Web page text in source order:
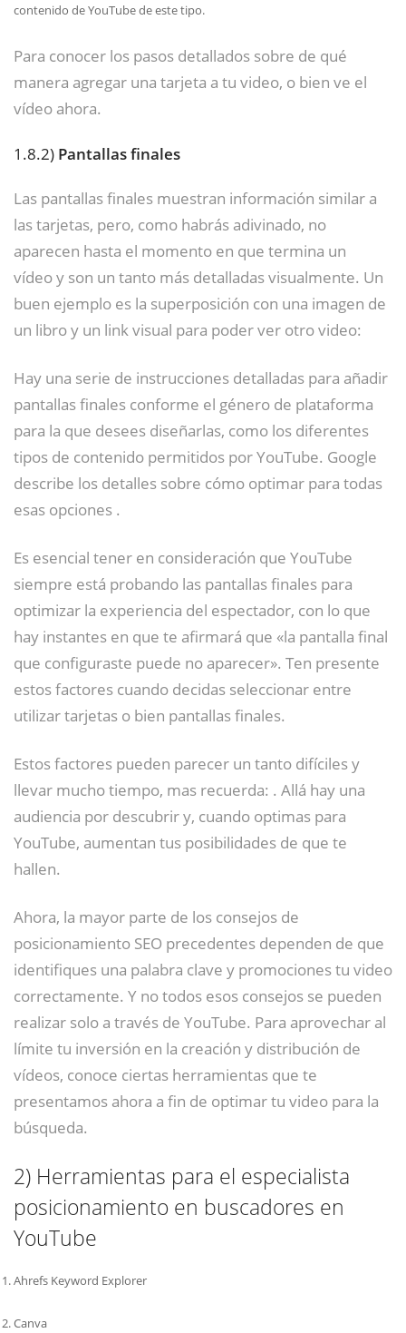
contenido de YouTube de este tipo.
Para conocer los pasos detallados sobre de qué
manera agregar una tarjeta a tu video, o bien ve el
vídeo ahora.
1.8.2) Pantallas finales
Las pantallas finales muestran información similar a
las tarjetas, pero, como habrás adivinado, no
aparecen hasta el momento en que termina un
vídeo y son un tanto más detalladas visualmente. Un
buen ejemplo es la superposición con una imagen de
un libro y un link visual para poder ver otro video:
Hay una serie de instrucciones detalladas para añadir
pantallas finales conforme el género de plataforma
para la que desees diseñarlas, como los diferentes
tipos de contenido permitidos por YouTube. Google
describe los detalles sobre cómo optimar para todas
esas opciones .
Es esencial tener en consideración que YouTube
siempre está probando las pantallas finales para
optimizar la experiencia del espectador, con lo que
hay instantes en que te afirmará que «la pantalla final
que configuraste puede no aparecer». Ten presente
estos factores cuando decidas seleccionar entre
utilizar tarjetas o bien pantallas finales.
Estos factores pueden parecer un tanto difíciles y
llevar mucho tiempo, mas recuerda: . Allá hay una
audiencia por descubrir y, cuando optimas para
YouTube, aumentan tus posibilidades de que te
hallen.
Ahora, la mayor parte de los consejos de
posicionamiento SEO precedentes dependen de que
identifiques una palabra clave y promociones tu video
correctamente. Y no todos esos consejos se pueden
realizar solo a través de YouTube. Para aprovechar al
límite tu inversión en la creación y distribución de
vídeos, conoce ciertas herramientas que te
presentamos ahora a fin de optimar tu video para la
búsqueda.
2) Herramientas para el especialista
posicionamiento en buscadores en
YouTube
Ahrefs Keyword Explorer
Canva